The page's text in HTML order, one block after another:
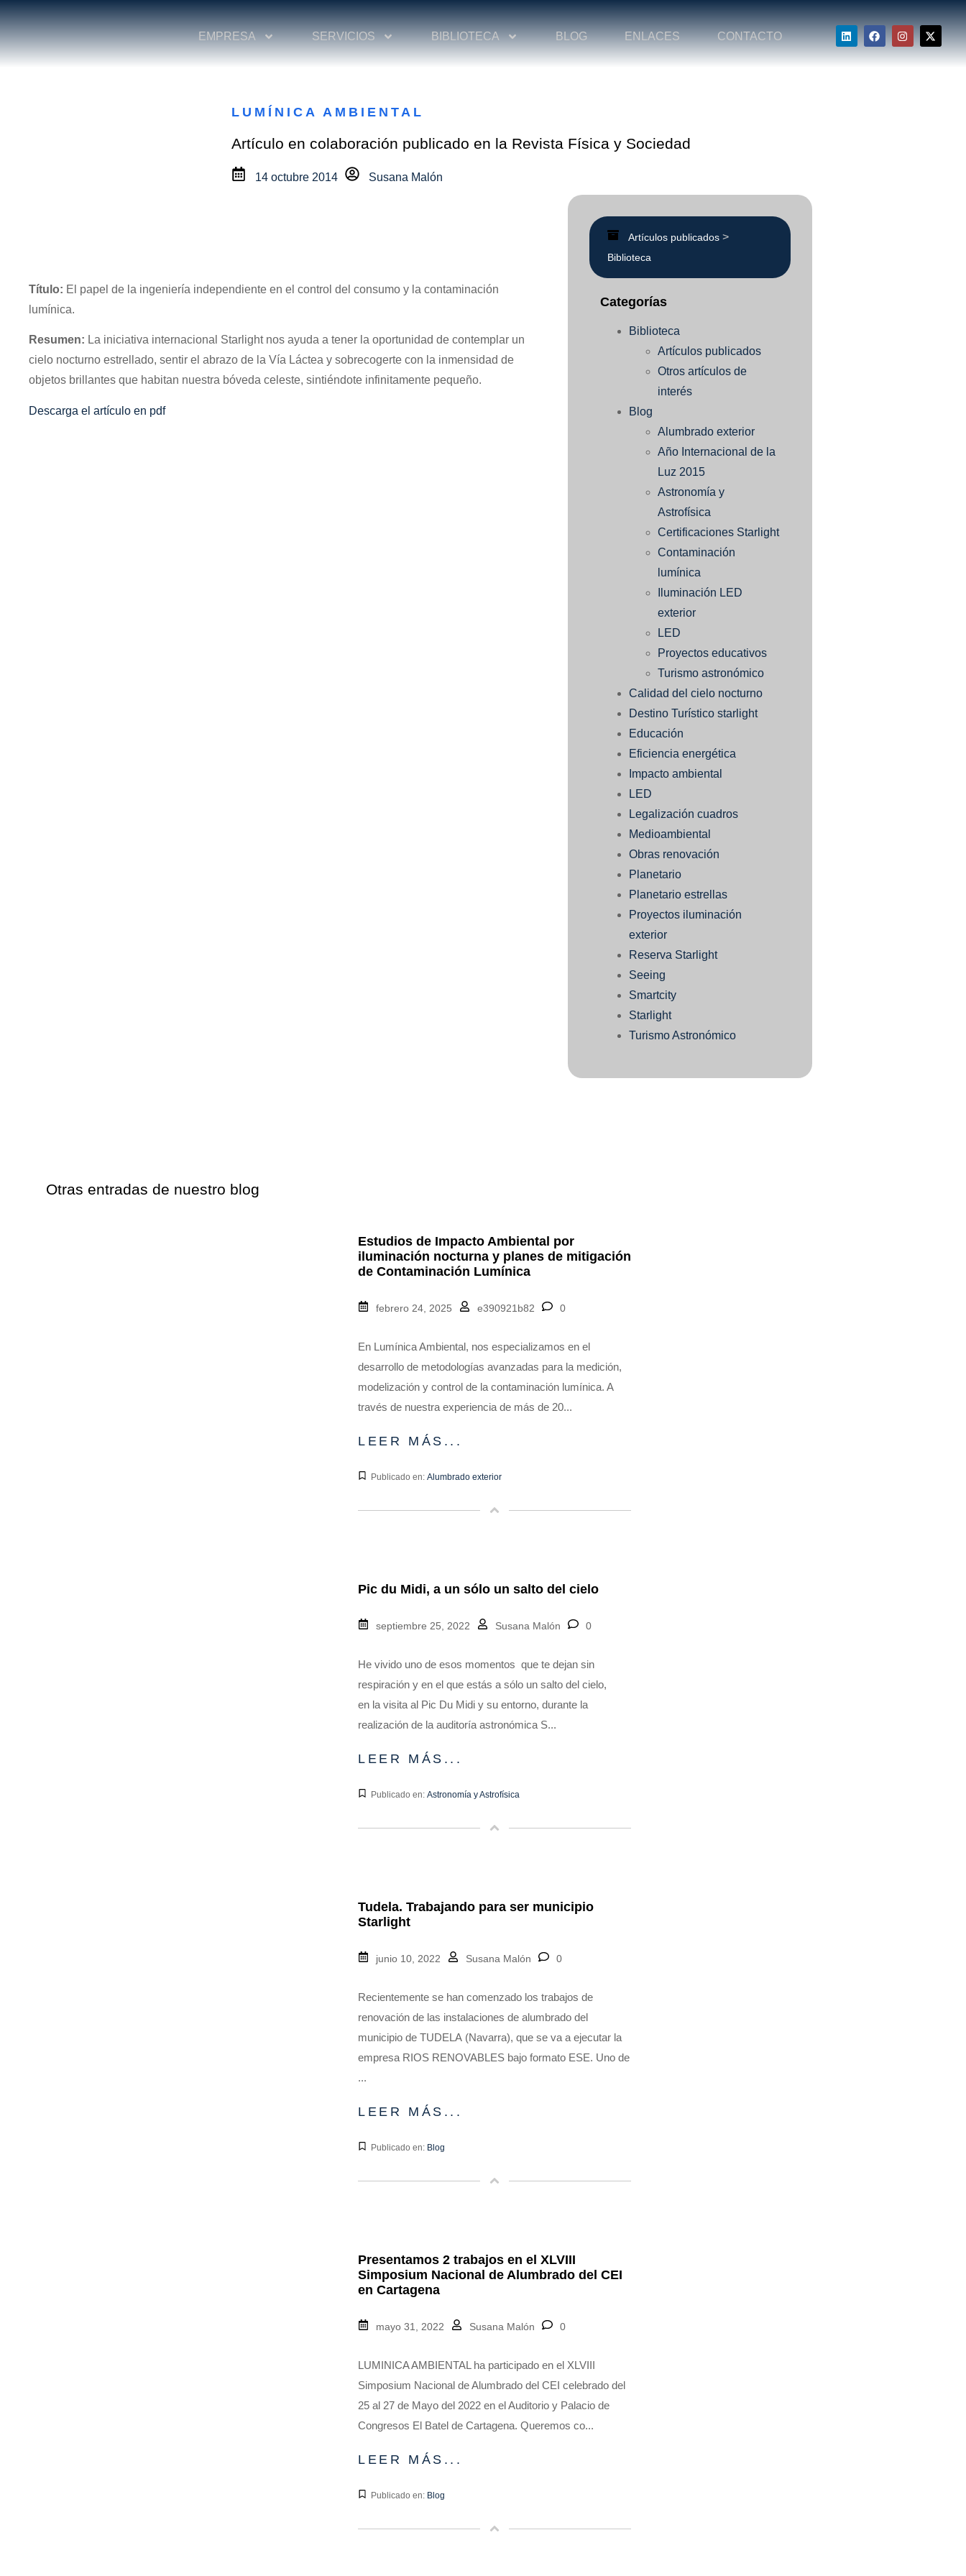
EMPRESA SERVICIOS BIBLIOTECA BLOG ENLACES CONTACTO
LUMÍNICA AMBIENTAL
Artículo en colaboración publicado en la Revista Física y Sociedad
14 octubre 2014 Susana Malón
Título: El papel de la ingeniería independiente en el control del consumo y la contaminación
lumínica.
Resumen: La iniciativa internacional Starlight nos ayuda a tener la oportunidad de contemplar un
cielo nocturno estrellado, sentir el abrazo de la Vía Láctea y sobrecogerte con la inmensidad de
objetos brillantes que habitan nuestra bóveda celeste, sintiéndote infinitamente pequeño.
Descarga el artículo en pdf
Artículos publicados >
Biblioteca
Categorías
Biblioteca
Artículos publicados
Otros artículos de
interés
Blog
Alumbrado exterior
Año Internacional de la
Luz 2015
Astronomía y
Astrofísica
Certificaciones Starlight
Contaminación
lumínica
Iluminación LED
exterior
LED
Proyectos educativos
Turismo astronómico
Calidad del cielo nocturno
Destino Turístico starlight
Educación
Eficiencia energética
Impacto ambiental
LED
Legalización cuadros
Medioambiental
Obras renovación
Planetario
Planetario estrellas
Proyectos iluminación
exterior
Reserva Starlight
Seeing
Smartcity
Starlight
Turismo Astronómico
Otras entradas de nuestro blog
Estudios de Impacto Ambiental por
iluminación nocturna y planes de mitigación
de Contaminación Lumínica
febrero 24, 2025 e390921b82 0
En Lumínica Ambiental, nos especializamos en el
desarrollo de metodologías avanzadas para la medición,
modelización y control de la contaminación lumínica. A
través de nuestra experiencia de más de 20...
LEER MÁS...
Publicado en: Alumbrado exterior
Pic du Midi, a un sólo un salto del cielo
septiembre 25, 2022 Susana Malón 0
He vivido uno de esos momentos que te dejan sin
respiración y en el que estás a sólo un salto del cielo,
en la visita al Pic Du Midi y su entorno, durante la
realización de la auditoría astronómica S...
LEER MÁS...
Publicado en: Astronomía y Astrofísica
Tudela. Trabajando para ser municipio
Starlight
junio 10, 2022 Susana Malón 0
Recientemente se han comenzado los trabajos de
renovación de las instalaciones de alumbrado del
municipio de TUDELA (Navarra), que se va a ejecutar la
empresa RIOS RENOVABLES bajo formato ESE. Uno de
...
LEER MÁS...
Publicado en: Blog
Presentamos 2 trabajos en el XLVIII
Simposium Nacional de Alumbrado del CEI
en Cartagena
mayo 31, 2022 Susana Malón 0
LUMINICA AMBIENTAL ha participado en el XLVIII
Simposium Nacional de Alumbrado del CEI celebrado del
25 al 27 de Mayo del 2022 en el Auditorio y Palacio de
Congresos El Batel de Cartagena. Queremos co...
LEER MÁS...
Publicado en: Blog